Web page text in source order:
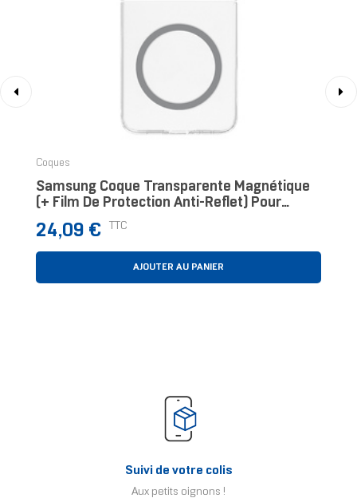
Coques
Samsung Coque Transparente Magnétique
(+ Film De Protection Anti-Reflet) Pour
Galaxy Z Fold7
Prix
24,09 € TTC
AJOUTER AU PANIER
Suivi de votre colis
Aux petits oignons !